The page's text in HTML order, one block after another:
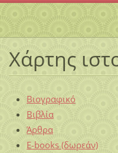
Χάρτης
Βιογραφικό
Βιβλία
Άρθρα
E-books (δωρεάν)